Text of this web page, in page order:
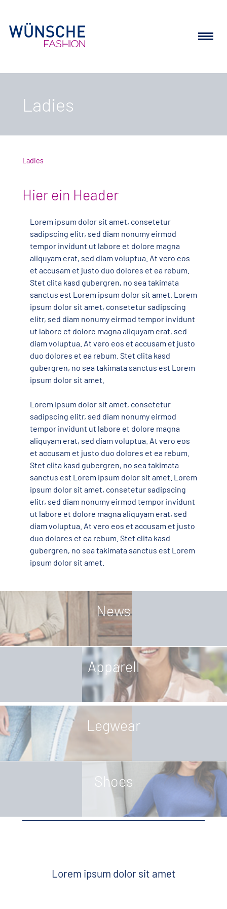
Ladies
Ladies
Hier ein Header
Lorem ipsum dolor sit amet, consetetur
sadipscing elitr, sed diam nonumy eirmod
tempor invidunt ut labore et dolore magna
aliquyam erat, sed diam voluptua. At vero eos
et accusam et justo duo dolores et ea rebum.
Stet clita kasd gubergren, no sea takimata
sanctus est Lorem ipsum dolor sit amet. Lorem
ipsum dolor sit amet, consetetur sadipscing
elitr, sed diam nonumy eirmod tempor invidunt
ut labore et dolore magna aliquyam erat, sed
diam voluptua. At vero eos et accusam et justo
duo dolores et ea rebum. Stet clita kasd
gubergren, no sea takimata sanctus est Lorem
ipsum dolor sit amet.
Lorem ipsum dolor sit amet, consetetur
sadipscing elitr, sed diam nonumy eirmod
tempor invidunt ut labore et dolore magna
aliquyam erat, sed diam voluptua. At vero eos
et accusam et justo duo dolores et ea rebum.
Stet clita kasd gubergren, no sea takimata
sanctus est Lorem ipsum dolor sit amet. Lorem
ipsum dolor sit amet, consetetur sadipscing
elitr, sed diam nonumy eirmod tempor invidunt
ut labore et dolore magna aliquyam erat, sed
diam voluptua. At vero eos et accusam et justo
duo dolores et ea rebum. Stet clita kasd
gubergren, no sea takimata sanctus est Lorem
ipsum dolor sit amet.
News
Apparell
Legwear
Shoes
Lorem ipsum dolor sit amet